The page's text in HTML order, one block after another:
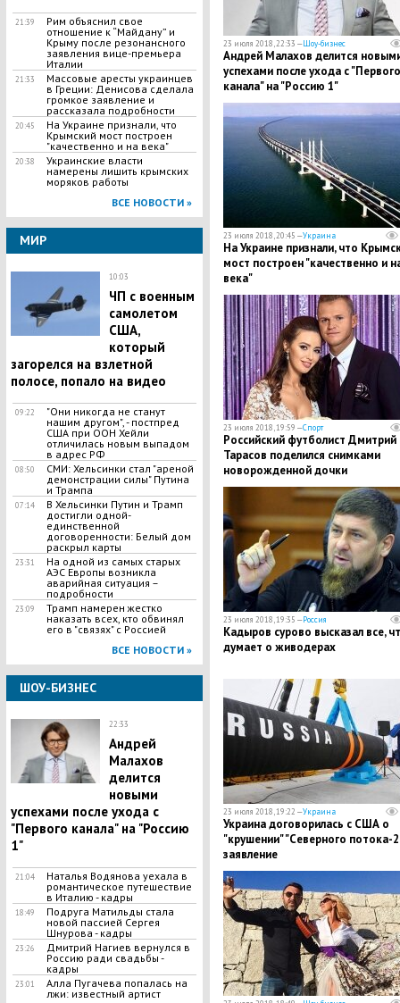
21:39
Рим объяснил свое
отношение к “Майдану” и
Крыму после резонансного
заявления вице-премьера
Италии
21:33
Массовые аресты украинцев
в Греции: Денисова сделала
громкое заявление и
рассказала подробности
20:45
На Украине признали, что
Крымский мост построен
"качественно и на века"
20:38
Украинские власти
намерены лишить крымских
моряков работы
ВСЕ НОВОСТИ »
МИР
10:03
ЧП с военным
самолетом
США,
который
загорелся на взлетной
полосе, попало на видео
09:22
"Они никогда не станут
нашим другом", - постпред
США при ООН Хейли
отличилась новым выпадом
в адрес РФ
08:50
СМИ: Хельсинки стал "ареной
демонстрации силы" Путина
и Трампа
07:14
В Хельсинки Путин и Трамп
достигли одной-
единственной
договоренности: Белый дом
раскрыл карты
23:31
На одной из самых старых
АЭС Европы возникла
аварийная ситуация –
подробности
23:09
Трамп намерен жестко
наказать всех, кто обвинял
его в "связях" с Россией
ВСЕ НОВОСТИ »
ШОУ-БИЗНЕС
22:33
​Андрей
Малахов
делится
новыми
успехами после ухода с
"Первого канала" на "Россию
1"
21:04
Наталья Водянова уехала в
романтическое путешествие
в Италию - кадры
18:49
Подруга Матильды стала
новой пассией Сергея
Шнурова - кадры
23:26
Дмитрий Нагиев вернулся в
Россию ради свадьбы -
кадры
23:01
Алла Пугачева попалась на
лжи: известный артист
23 июля 2018, 22:33 —Шоу-бизнес
​Андрей Малахов делится
успехами после ухода с "Первого
канала" на "Россию 1"
23 июля 2018, 20:45 —Украина
На Украине признали, что
мост построен "качественно и
века"
23 июля 2018, 19:59 —Спорт
Российский футболист Дмитрий
Тарасов поделился снимками
новорожденной дочки
23 июля 2018, 19:35 —Россия
Кадыров сурово высказал все,
думает о живодерах
23 июля 2018, 19:22 —Украина
Украина договорилась с США о
"крушении" "Северного потока-
заявление